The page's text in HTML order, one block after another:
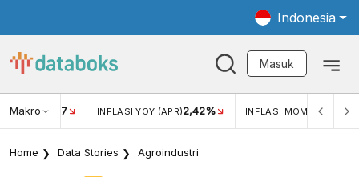
Indonesia
Masuk
Makro
USD/IDR 17 INFLASI YOY (APR)2,42% INFLASI MOM (APR)
Home Data Stories Agroindustri